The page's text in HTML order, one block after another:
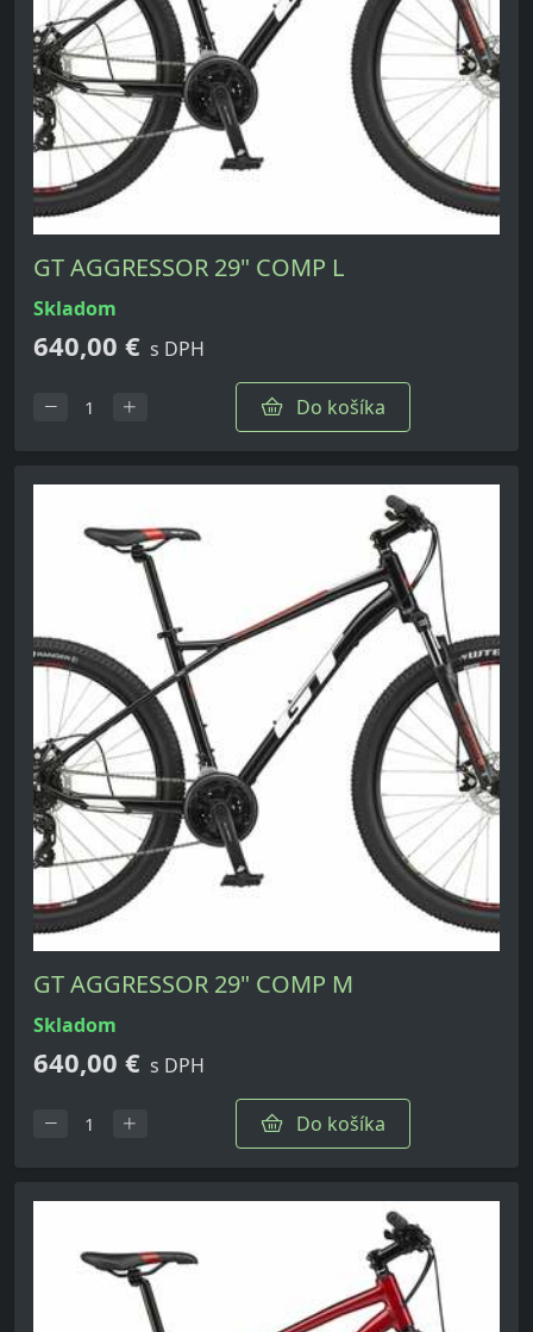
GT AGGRESSOR 29" COMP L
skladom
640,00 € s DPH
Do košíka
GT AGGRESSOR 29" COMP M
skladom
640,00 € s DPH
Do košíka